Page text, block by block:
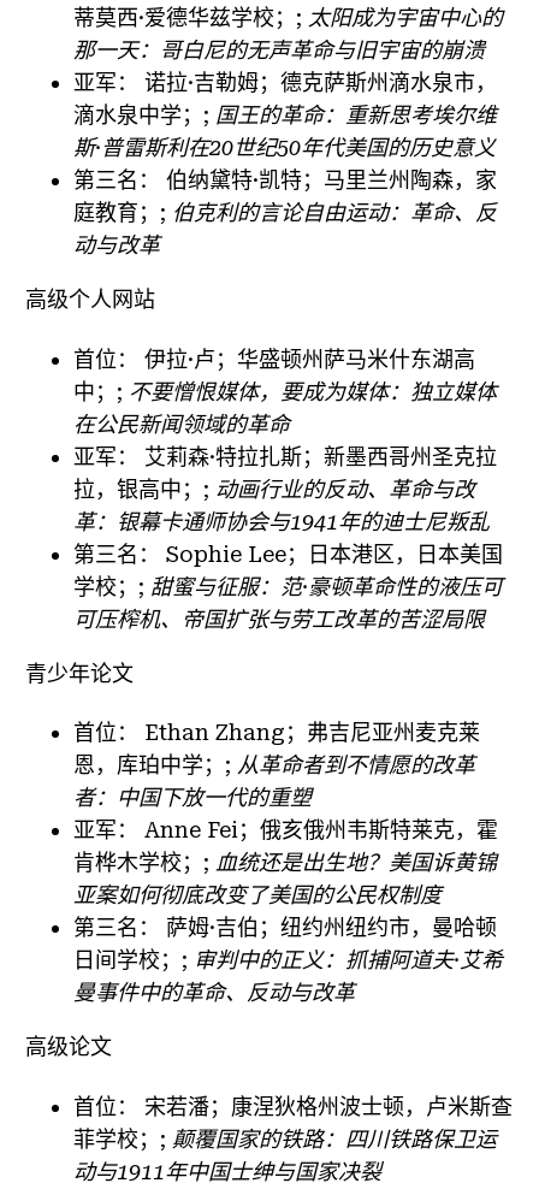
蒂莫西·爱德华兹学校；; 太阳成为宇宙中心的
那一天：哥白尼的无声革命与旧宇宙的崩溃
亚军： 诺拉·吉勒姆；德克萨斯州滴水泉市，
滴水泉中学；; 国王的革命：重新思考埃尔维
斯·普雷斯利在20世纪50年代美国的历史意义
第三名： 伯纳黛特·凯特；马里兰州陶森，家
庭教育；; 伯克利的言论自由运动：革命、反
动与改革
高级个人网站
首位： 伊拉·卢；华盛顿州萨马米什东湖高
中；; 不要憎恨媒体，要成为媒体：独立媒体
在公民新闻领域的革命
亚军： 艾莉森·特拉扎斯；新墨西哥州圣克拉
拉，银高中；; 动画行业的反动、革命与改
革：银幕卡通师协会与1941年的迪士尼叛乱
第三名： Sophie Lee；日本港区，日本美国
学校；; 甜蜜与征服：范·豪顿革命性的液压可
可压榨机、帝国扩张与劳工改革的苦涩局限
青少年论文
首位： Ethan Zhang；弗吉尼亚州麦克莱
恩，库珀中学；; 从革命者到不情愿的改革
者：中国下放一代的重塑
亚军： Anne Fei；俄亥俄州韦斯特莱克，霍
肯桦木学校；; 血统还是出生地？美国诉黄锦
亚案如何彻底改变了美国的公民权制度
第三名： 萨姆·吉伯；纽约州纽约市，曼哈顿
日间学校；; 审判中的正义：抓捕阿道夫·艾希
曼事件中的革命、反动与改革
高级论文
首位： 宋若潘；康涅狄格州波士顿，卢米斯查
菲学校；; 颠覆国家的铁路：四川铁路保卫运
动与1911年中国士绅与国家决裂